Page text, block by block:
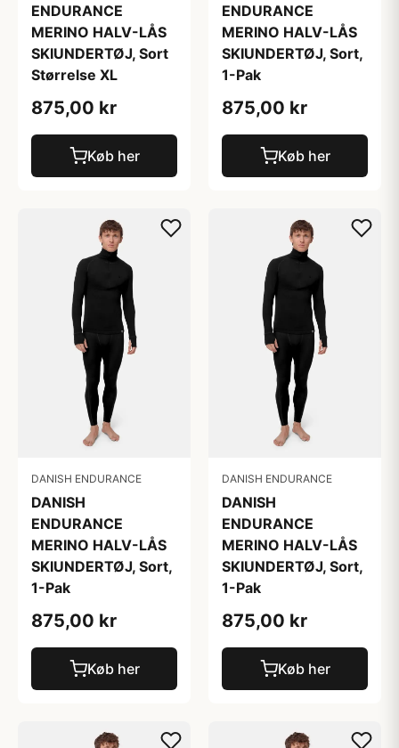
ENDURANCE
MERINO HALV-LÅS
SKIUNDERTØJ, Sort
Størrelse XL
875,00 kr
Køb her
ENDURANCE
MERINO HALV-LÅS
SKIUNDERTØJ, Sort,
1-Pak
875,00 kr
Køb her
DANISH ENDURANCE
DANISH
ENDURANCE
MERINO HALV-LÅS
SKIUNDERTØJ, Sort,
1-Pak
875,00 kr
Køb her
DANISH ENDURANCE
DANISH
ENDURANCE
MERINO HALV-LÅS
SKIUNDERTØJ, Sort,
1-Pak
875,00 kr
Køb her